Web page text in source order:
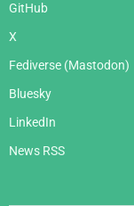
GitHub
X
Fediverse (Mastodon)
Bluesky
LinkedIn
News RSS